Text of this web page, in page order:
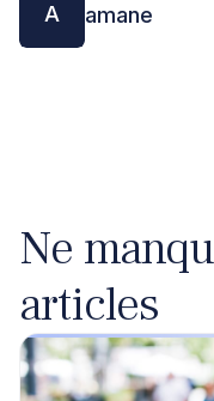
A amane
Ne
articles